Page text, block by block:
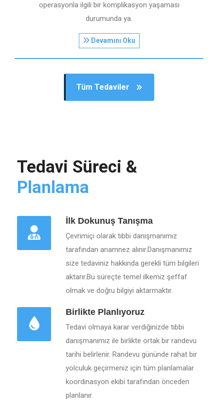
operasyonla ilgili bir komplikasyon yaşaması
durumunda ya.
Devamını Oku
Tüm Tedaviler
Tedavi Süreci &
Planlama
İlk Dokunuş Tanışma
Çevrimiçi olarak tıbbi danışmanımız
tarafından anamnez alınır.Danışmanımız
size tedaviniz hakkında gerekli tüm bilgileri
aktarır.Bu süreçte temel ilkemiz şeffaf
olmak ve doğru bilgiyi aktarmaktır.
Birlikte Planlıyoruz
Tedavi olmaya karar verdiğinizde tıbbi
danışmanımız ile birlikte ortak bir randevu
tarihi belirlenir. Randevu gününde rahat bir
yolculuk geçirmeniz için tüm planlamalar
koordinasyon ekibi tarafından önceden
planlanır.